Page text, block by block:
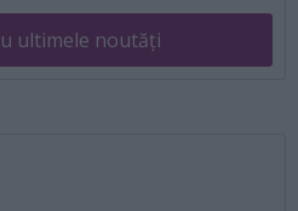
ultimele noutăți